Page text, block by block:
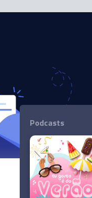
Podcasts